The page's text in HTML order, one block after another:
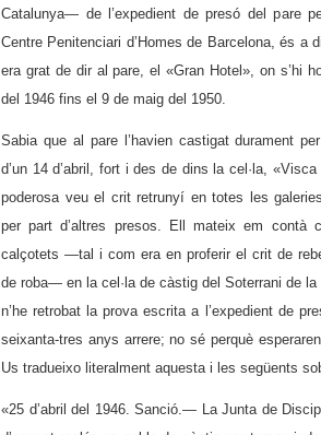
Catalunya— de l’expedient de presó del pare
Centre Penitenciari d’Homes de Barcelona, és a
era grat de dir al pare, el «Gran Hotel», on s’hi
del 1946 fins el 9 de maig del 1950.
Sabia que al pare l’havien castigat durament
d’un 14 d’abril, fort i des de dins la cel·la,
poderosa veu el crit retrunyí en totes les
per part d’altres presos. Ell mateix em contà
calçotets —tal i com era en proferir el crit de
de roba— en la cel·la de càstig del Soterrani de
n’he retrobat la prova escrita a l’expedient de
seixanta-tres anys arrere; no sé perquè
Us tradueixo literalment aquesta i les següents
«25 d’abril del 1946. Sanció.— La Junta de